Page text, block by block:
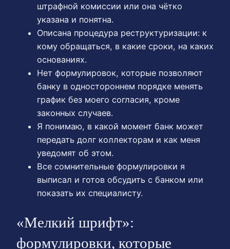
штрафной комиссии или она чётко
указана и понятна.
Описана процедура реструктуризации: к
кому обращаться, в какие сроки, на каких
основаниях.
Нет формулировок, которые позволяют
банку в одностороннем порядке менять
график без моего согласия, кроме
законных случаев.
Я понимаю, в какой момент банк может
передать долг коллекторам и как меня
уведомят об этом.
Все сомнительные формулировки я
выписал и готов обсудить с банком или
показать их специалисту.
«Мелкий шрифт»:
формулировки, которые